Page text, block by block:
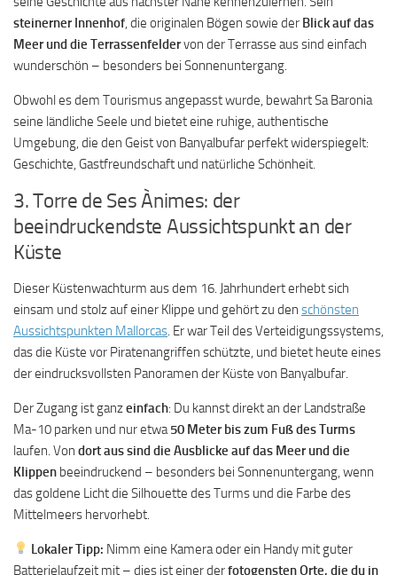
steinerner Innenhof , die originalen Bögen sowie der Blick auf das
Meer und die Terrassenfeldervon der Terrasse aus sind einfach
wunderschön – besonders bei Sonnenuntergang.
Obwohl es dem Tourismus angepasst wurde, bewahrt Sa Baronia
seine ländliche Seele und bietet eine ruhige, authentische
Umgebung, die den Geist von Banyalbufar perfekt widerspiegelt:
Geschichte, Gastfreundschaft und natürliche Schönheit.
3. Torre de Ses Ànimes: der
beeindruckendste Aussichtspunkt an der
Küste
Dieser Küstenwachturm aus dem 16. Jahrhundert erhebt sich
einsam und stolz auf einer Klippe und gehört zu den schönsten
Aussichtspunkten Mallorcas . Er war Teil des Verteidigungssystems,
das die Küste vor Piratenangriffen schützte, und bietet heute eines
der eindrucksvollsten Panoramen der Küste von Banyalbufar.
Der Zugang ist ganzeinfach: Du kannst direkt an der Landstraße
Ma-10 parken und nur etwa 50 Meter bis zum Fuß des Turms
laufen. Von dort aus sind die Ausblicke auf das Meer und die
Klippen beeindruckend – besonders bei Sonnenuntergang, wenn
das goldene Licht die Silhouette des Turms und die Farbe des
Mittelmeers hervorhebt.
Lokaler Tipp: Nimm eine Kamera oder ein Handy mit guter
Batterielaufzeit mit – dies ist einer derfotogensten Orte, die du in